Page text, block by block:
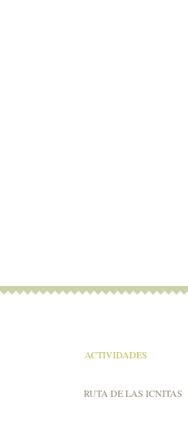
ACTIVIDADES
RUTA DE LAS ICNITAS